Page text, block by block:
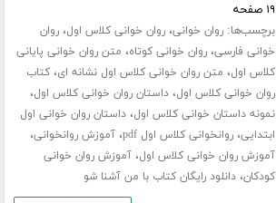
۱۹ صفحه
برچسب‌ها:روان خوانی،روان خوانی کلاس اول،روان
خوانی فارسی،روان خوانی کوتاه، متن روان خوانی پایانی
کلاس اول، متن روان خوانی کلاس اول نشانه ای،کتاب
روان خوانی کلاس اول،داستان روان خوانی کلاس اول،
نمونه داستان خوانی کلاس اول،داستان روان خوانی اول
ابتدایی،روانخوانی کلاس اول pdf ،آموزش روانخوانی،
آموزش روان خوانی کلاس اول،آموزش روان خوانی
کودکان،دانلود رایگان کتاب با من آشنا شو